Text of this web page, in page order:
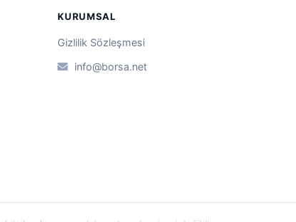
KURUMSAL
Gizlilik Sözleşmesi
info@borsa.net